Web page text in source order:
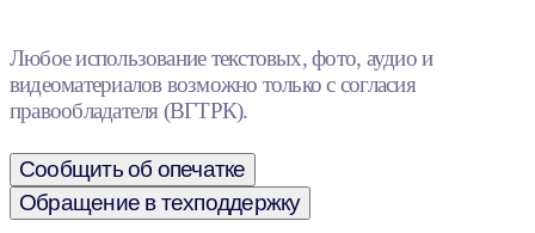
Любое использование текстовых, фото, аудио и
видеоматериалов возможно только с согласия
правообладателя (ВГТРК).
Сообщить об опечатке
Обращение в техподдержку